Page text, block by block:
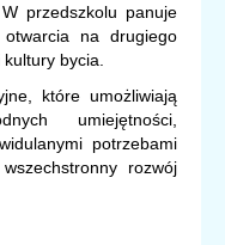
przedszkolu panuje
na drugiego
bycia.
które umożliwiają
umiejętności,
potrzebami
rozwój